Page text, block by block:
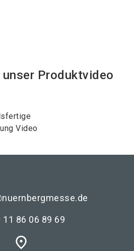
Produktvideo
Video
11 86 06 89 69
place